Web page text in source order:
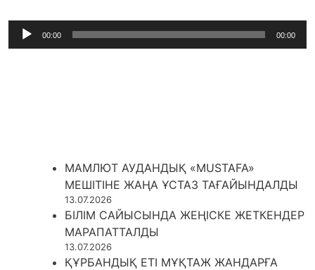
Audio
Player
00:00 00:00
МАМЛЮТ АУДАНДЫҚ «MUSTAFA»
МЕШІТІНЕ ЖАҢА ҰСТАЗ ТАҒАЙЫНДАЛДЫ
13.07.2026
БІЛІМ САЙЫСЫНДА ЖЕҢІСКЕ ЖЕТКЕНДЕР
МАРАПАТТАЛДЫ
13.07.2026
ҚҰРБАНДЫҚ ЕТІ МҰҚТАЖ ЖАНДАРҒА